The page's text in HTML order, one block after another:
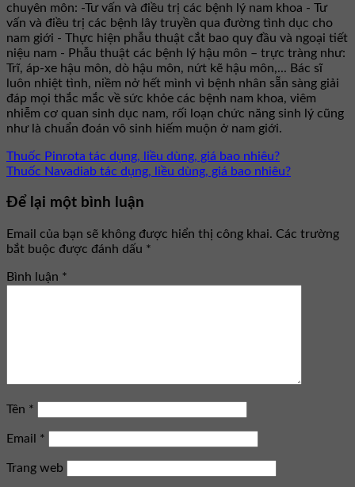
chuyên môn: -Tư vấn và điều trị các bệnh lý nam khoa - Tư
vấn và điều trị các bệnh lây truyền qua đường tình dục cho
nam giới - Thực hiện phẫu thuật cắt bao quy đầu và ngoại tiết
niệu nam - Phẫu thuật các bệnh lý hậu môn – trực tràng như:
Trĩ, áp-xe hậu môn, dò hậu môn, nứt kẽ hậu môn,... Bác sĩ
luôn nhiệt tình, niềm nở hết mình vì bệnh nhân sẵn sàng giải
đáp mọi thắc mắc về sức khỏe các bệnh nam khoa, viêm
nhiễm cơ quan sinh dục nam, rối loạn chức năng sinh lý cũng
như là chuẩn đoán vô sinh hiếm muộn ở nam giới.
Thuốc Pinrota tác dụng, liều dùng, giá bao nhiêu?
Thuốc Navadiab tác dụng, liều dùng, giá bao nhiêu?
Để lại một bình luận
Email của bạn sẽ không được hiển thị công khai. Các trường
bắt buộc được đánh dấu *
Bình luận *
Tên *
Email *
Trang web